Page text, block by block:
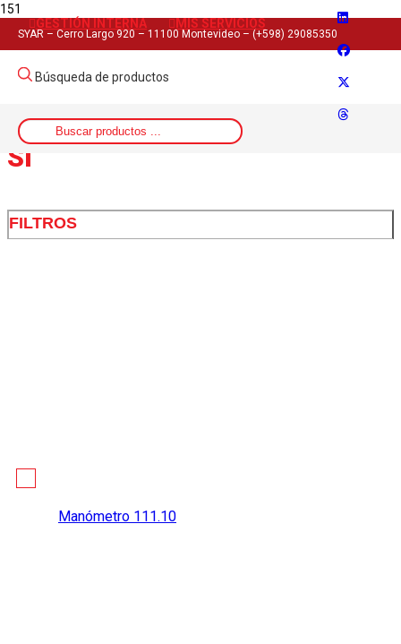
SYAR – Cerro Largo 920 – 11100 Montevideo – (+598) 29085350
GESTIÓN INTERNA MIS SERVICIOS
Búsqueda de productos
Inicio
>
Salida del producto
>
SI
FILTROS
Manómetro 111.10